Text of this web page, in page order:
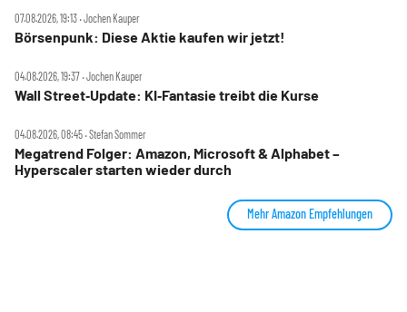
07.08.2026, 19:13 ‧ Jochen Kauper
Börsenpunk: Diese Aktie kaufen wir jetzt!
04.08.2026, 19:37 ‧ Jochen Kauper
Wall Street‑Update: KI‑Fantasie treibt die Kurse
04.08.2026, 08:45 ‧ Stefan Sommer
Megatrend Folger: Amazon, Microsoft & Alphabet –
Hyperscaler starten wieder durch
Mehr Amazon Empfehlungen